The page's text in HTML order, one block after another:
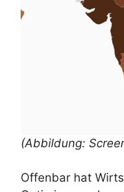
(Abbildung:
Offenbar hat